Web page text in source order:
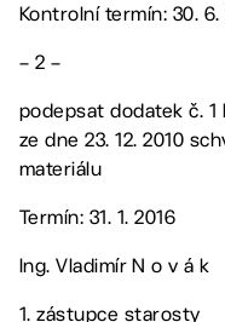
Kontrolní termín: 30. 6.
– 2 –
podepsat dodatek č.
ze dne 23. 12. 2010
materiálu
Termín: 31. 1. 2016
Ing. Vladimír N o v á k
1. zástupce starosty